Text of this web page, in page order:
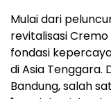
Mulai dari
revitalisasi
fondasi
di Asia Tenggara.
Bandung, salah